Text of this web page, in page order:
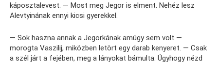
káposztalevest. — Most meg Jegor is elment. Nehéz lesz
Alevtyinának ennyi kicsi gyerekkel.
— Sok haszna annak a Jegorkának amúgy sem volt —
morogta Vaszilij, miközben letört egy darab kenyeret. — Csak
a szél járt a fejében, meg a lányokat bámulta. Úgyhogy nézd